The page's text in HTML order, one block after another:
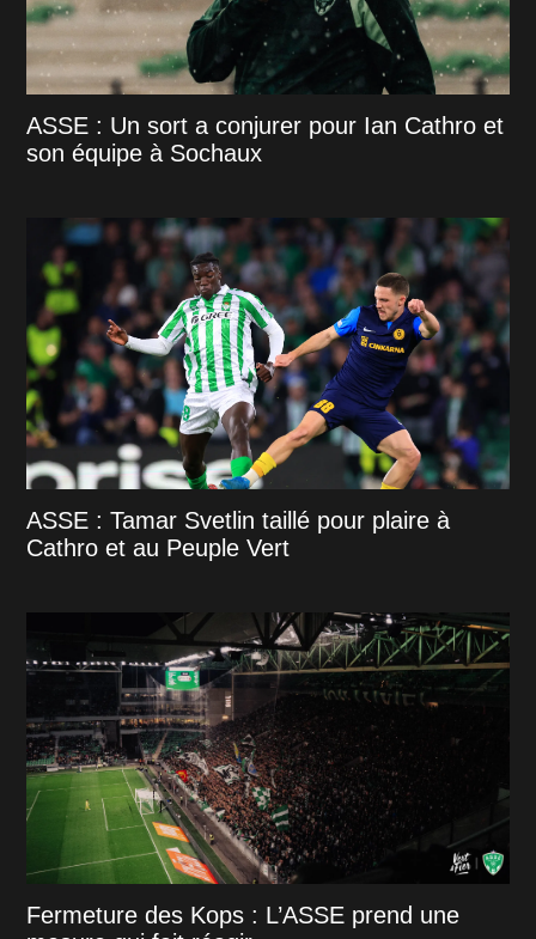
ASSE : Un sort a conjurer pour Ian Cathro et
son équipe à Sochaux
ASSE : Tamar Svetlin taillé pour plaire à
Cathro et au Peuple Vert
Fermeture des Kops : L’ASSE prend une